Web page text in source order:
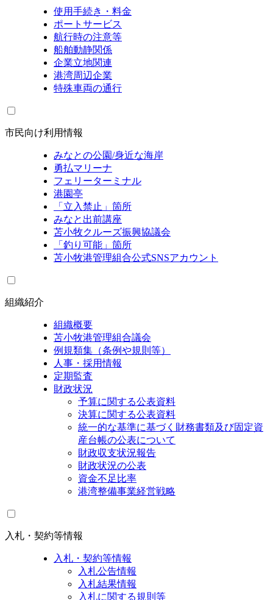
使用手続き・料金
ポートサービス
航行時の注意等
船舶動静関係
企業立地関連
港湾周辺企業
特殊車両の通行
市民向け利用情報
みなとの公園/身近な海岸
勇払マリーナ
フェリーターミナル
港園亭
「立入禁止」箇所
みなと出前講座
苫小牧クルーズ振興協議会
「釣り可能」箇所
苫小牧港管理組合公式SNSアカウント
組織紹介
組織概要
苫小牧港管理組合議会
例規類集（条例や規則等）
人事・採用情報
定期監査
財政状況
予算に関する公表資料
決算に関する公表資料
統一的な基準に基づく財務書類及び固定資
産台帳の公表について
財政収支状況報告
財政状況の公表
資金不足比率
港湾整備事業経営戦略
入札・契約等情報
入札・契約等情報
入札公告情報
入札結果情報
入札に関する規則等